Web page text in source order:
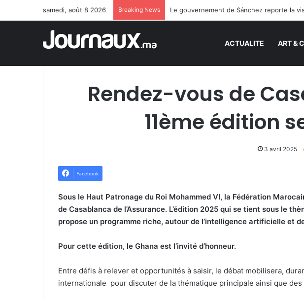
samedi, août 8 2026 Breaking News Le gouvernement de Sánchez reporte la
ACTUALITE ART &
Rendez-vous de
11ème édition
3 avril 2025
Facebook
Sous le Haut Patronage du Roi Mohammed VI, la Fédération
de Casablanca de l’Assurance. L’édition 2025 qui se tient sous le
propose un programme riche, autour de l’intelligence artificielle et
Pour cette édition, le Ghana est l’invité d’honneur.
Entre défis à relever et opportunités à saisir, le débat mobilisera,
internationale pour discuter de la thématique principale ainsi que